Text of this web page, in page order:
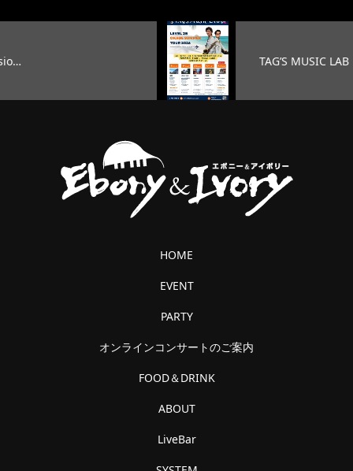
TAG’S MUSIC LAB LEVEL25 …
HOME
EVENT
PARTY
オンラインコンサートのご案内
FOOD＆DRINK
ABOUT
LiveBar